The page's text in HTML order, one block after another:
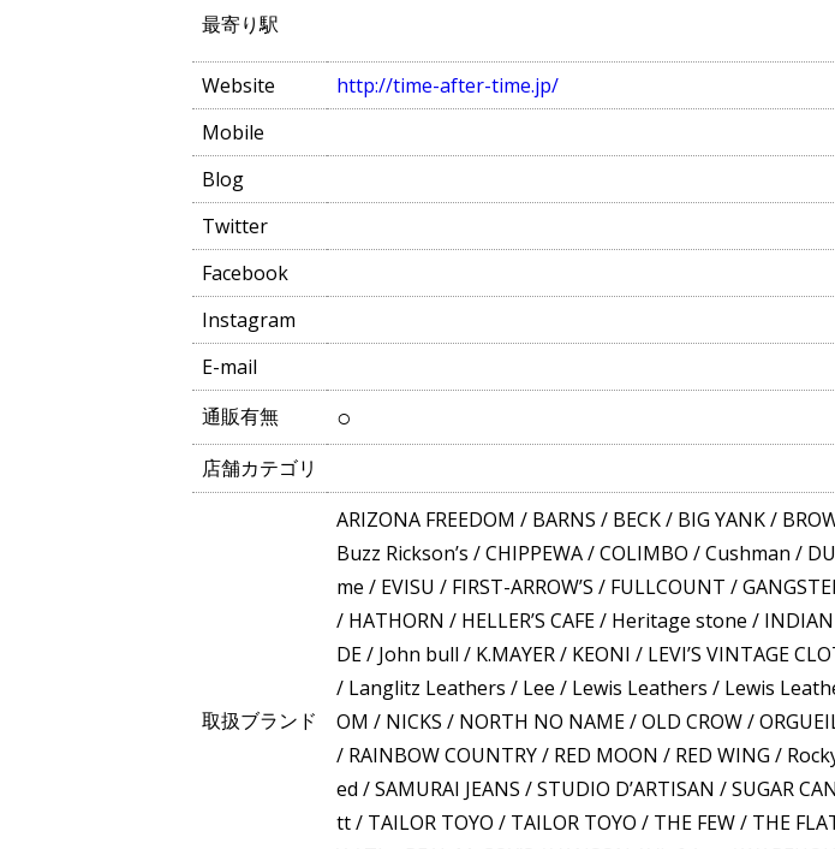
最寄り駅
Website
http://time-after-time.jp/
Mobile
Blog
Twitter
Facebook
Instagram
E-mail
通販有無
○
店舗カテゴリ
取扱ブランド
ARIZONA FREEDOM / BARNS / BECK/ BIG YANK/
Buzz Rickson’s /CHIPPEWA/COLIMBO /Cushman /
me / EVISU / FIRST-ARROW’S / FULLCOUNT /
/ HATHORN / HELLER’S CAFE/ Heritage stone / INDIAN
DE/ John bull / K.MAYER/ KEONI / LEVI’S VINTAGE
/ Langlitz Leathers / Lee / Lewis Leathers / Lewis
OM / NICKS / NORTH NO NAME/OLD CROW/
/ RAINBOW COUNTRY/ RED MOON / RED WING /
ed /SAMURAI JEANS /STUDIO D’ARTISAN /SUGAR
tt/ TAILOR TOYO / TAILOR TOYO / THE FEW/ THE